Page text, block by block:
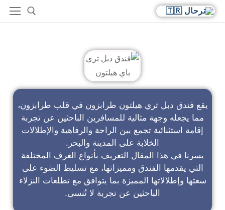
يقع فندق دبل تري هيلتون طرابزون في قلب طرابزون،
مما يجعله وجهة مثالية للمسافرين الباحثين عن تجربة
إقامة استثنائية تجمع بين الراحة والرفاهية والإطلالات
الخلابة على المدينة والبحر.
يسرنا في هذا المقال التعريف بأنواع الغرف المختلفة
التي يقدمها الفندق ومميزاتها، مع تسليط الضوء على
سعتها وإطلالاتها المميزة بما يتوافق مع تطلعات النزلاء
الباحثين عن تجربة لا تُنسى.